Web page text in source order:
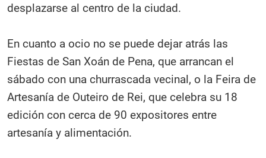
desplazarse al centro de la ciudad.
En cuanto a ocio no se puede dejar atrás las
Fiestas de San Xoán de Pena, que arrancan el
sábado con una churrascada vecinal, o la Feira de
Artesanía de Outeiro de Rei, que celebra su 18
edición con cerca de 90 expositores entre
artesanía y alimentación.